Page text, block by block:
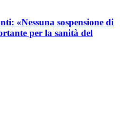
«Nessuna sospensione di
per la sanità del